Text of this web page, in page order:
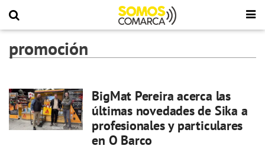
promoción
BigMat Pereira acerca las
últimas novedades de Sika a
profesionales y particulares
en O Barco